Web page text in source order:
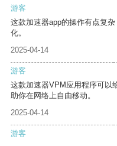
游客
这款加速器app的操作有点复
化。
2025-04-14
游客
这款加速器VPM应用程序可以
助你在网络上自由移动。
2025-04-14
游客